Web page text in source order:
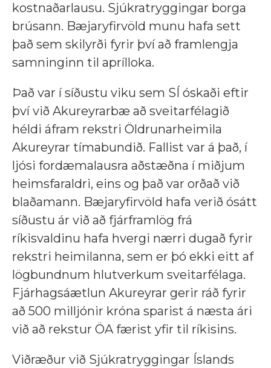
kostnaðarlausu. Sjúkratryggingar borga
brúsann. Bæjaryfirvöld munu hafa sett
það sem skilyrði fyrir því að framlengja
samninginn til aprílloka.
Það var í síðustu viku sem SÍ óskaði eftir
því við Akureyrarbæ að sveitarfélagið
héldi áfram rekstri Öldrunarheimila
Akureyrar tímabundið. Fallist var á það, í
ljósi fordæmalausra aðstæðna í miðjum
heimsfaraldri, eins og það var orðað við
blaðamann. Bæjaryfirvöld hafa verið ósátt
síðustu ár við að fjárframlög frá
ríkisvaldinu hafa hvergi nærri dugað fyrir
rekstri heimilanna, sem er þó ekki eitt af
lögbundnum hlutverkum sveitarfélaga.
Fjárhagsáætlun Akureyrar gerir ráð fyrir
að 500 milljónir króna sparist á næsta ári
við að rekstur ÖA færist yfir til ríkisins.
Viðræður við Sjúkratryggingar Íslands